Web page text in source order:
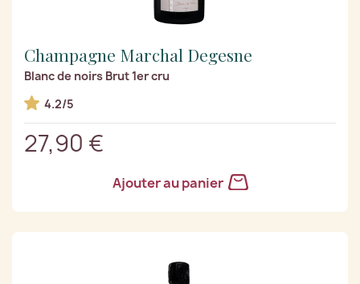
Champagne Marchal Degesne
Blanc de noirs Brut 1er cru
4.2/5
27,90 €
Ajouter au panier